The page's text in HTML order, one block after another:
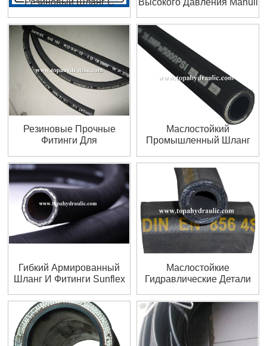
Резиновый Шланг С
Высокого Давления Manuli
Проволоки
Резиновые Прочные
Фитинги Для
Италия
Маслостойкий
Промышленный Шланг
Гибкий Армированный
Шланг И Фитинги Sunflex
Маслостойкие
Гидравлические Детали